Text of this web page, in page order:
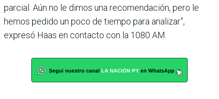
parcial. Aún no le dimos una recomendación, pero le
hemos pedido un poco de tiempo para analizar”,
expresó Haas en contacto con la 1080 AM.